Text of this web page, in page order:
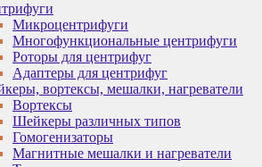
Микроцентрифуги
Многофункциональные центрифуги
Роторы для центрифуг
Адаптеры для центрифуг
вортексы, мешалки, нагреватели
Вортексы
Шейкеры различных типов
Гомогенизаторы
Магнитные мешалки и нагреватели